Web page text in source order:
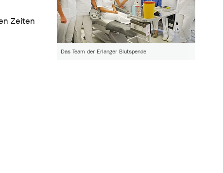
Zeiten
Das Team der Erlanger Blutspende